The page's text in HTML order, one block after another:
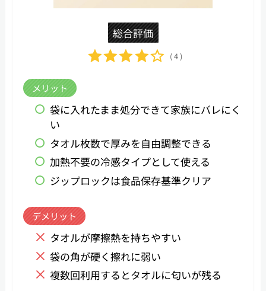
総合評価
( 4 )
メリット
袋に入れたまま処分できて家族にバレにく
い
タオル枚数で厚みを自由調整できる
加熱不要の冷感タイプとして使える
ジップロックは食品保存基準クリア
デメリット
タオルが摩擦熱を持ちやすい
袋の角が硬く擦れに弱い
複数回利用するとタオルに匂いが残る